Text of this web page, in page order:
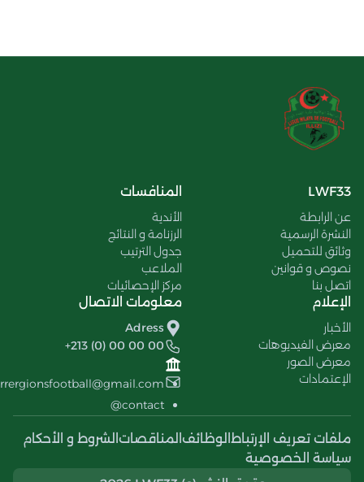
LWF33
عن الرابطة
النشرة الرسمية
وثائق للتحميل
نصوص و قوانين
اتصل بنا
المنافسات
الأندية
الرزنامة و النتائج
جدول الترتيب
الملاعب
مركز الإحصائيات
الإعلام
الأخبار
معرض الفيديوهات
معرض الصور
الإعتمادات
معلومات الاتصال
Adress
+213 (0) 00 00 00
contact@
ملفات تعريف الإرتباط الوظائف المناقصات الشروط و الأحكام
سياسة الخصوصية